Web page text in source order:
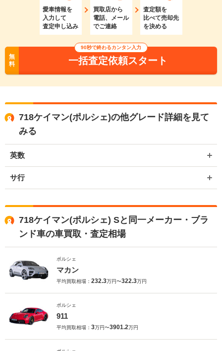
愛車情報を
入力して
査定申し込み
買取店から
電話、メール
でご連絡
査定額を
比べて売却先
を決める
無
料
90秒で終わるカンタン入力
一括査定依頼スタート
718ケイマン(ポルシェ)の他グレード詳細を見て
みる
英数
サ行
718ケイマン(ポルシェ) Sと同一メーカー・ブラ
ンド車の車買取・査定相場
ポルシェ
マカン
平均買取相場： 232.3万円〜322.3万円
ポルシェ
911
平均買取相場： 3万円〜3901.2万円